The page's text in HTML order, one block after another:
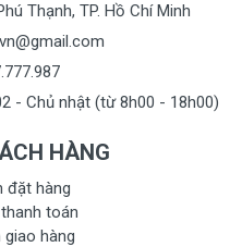
Thạnh, TP. Hồ Chí Minh
- Chủ nhật (từ 8h00 - 18h00)
HÀNG
đặt hàng
toán
giao hàng